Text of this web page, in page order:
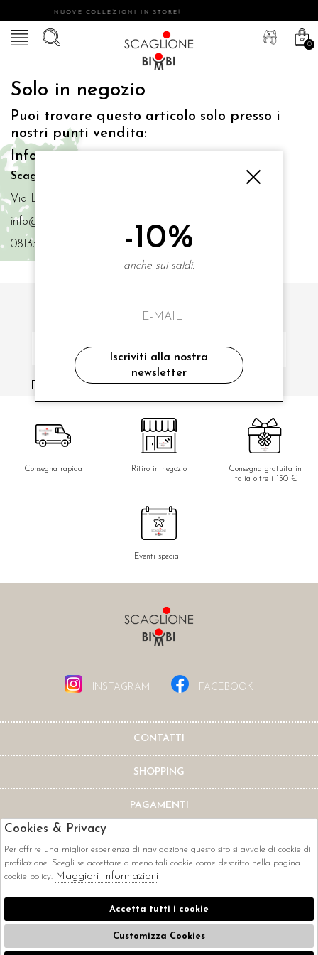
NUOVE COLLEZIONI IN STORE!
0
Solo in negozio
Puoi trovare questo articolo solo presso i
nostri punti vendita:
Info contatti
Scaglione Bimbi di Iacono Maria Angela
Via Luigi Mazzella,73 80077 Ischia
info@scaglionebimbi.com
0813331162
ISCRIVITI ALLA NOSTRA NEWSLETTER
ho letto ed accettato le condizioni sulla privacy.
Consegna rapida Ritiro in negozio
Consegna gratuita in
Italia oltre i 150 €
Eventi speciali
INSTAGRAM FACEBOOK
CONTATTI
SHOPPING
PAGAMENTI
CORRIERI
-10%
anche sui saldi.
Iscriviti alla nostra
newsletter
Cookies & Privacy
Per offrire una miglior esperienza di navigazione questo sito si avvale di cookie di
profilazione. Scegli se accettare o meno tali cookie come descritto nella pagina
cookie policy. Maggiori Informazioni
Accetta tutti i cookie
Customizza Cookies